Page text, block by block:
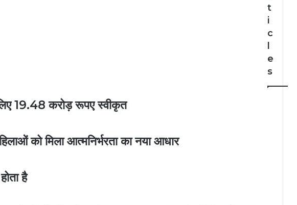
t
i
c
e
s
19.48 करोड़ रूपए स्वीकृत
को मिला आत्मनिर्भरता का नया आधार
है